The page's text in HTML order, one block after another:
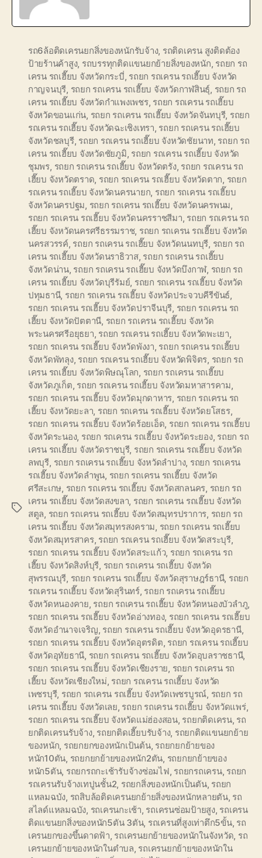
Tags
รถ6ล้อติดเครนยกสิ่งของหนักรับจ้าง, รถติดเครน สูงติดต้อง
ป้ายร้านค้าสูง, รถบรรทุกติดแขนยกย้ายสิ่งของหนัก, รถยก รถ
เครน รถเฮี๊ยบ จังหวัดกระบี่, รถยก รถเครน รถเฮี๊ยบ จังหวัด
กาญจนบุรี, รถยก รถเครน รถเฮี๊ยบ จังหวัดกาฬสินธุ์, รถยก รถ
เครน รถเฮี๊ยบ จังหวัดกำแพงเพชร, รถยก รถเครน รถเฮี๊ยบ
จังหวัดขอนแก่น, รถยก รถเครน รถเฮี๊ยบ จังหวัดจันทบุรี, รถยก
รถเครน รถเฮี๊ยบ จังหวัดฉะเชิงเทรา, รถยก รถเครน รถเฮี๊ยบ
จังหวัดชลบุรี, รถยก รถเครน รถเฮี๊ยบ จังหวัดชัยนาท, รถยก รถ
เครน รถเฮี๊ยบ จังหวัดชัยภูมิ, รถยก รถเครน รถเฮี๊ยบ จังหวัด
ชุมพร, รถยก รถเครน รถเฮี๊ยบ จังหวัดตรัง, รถยก รถเครน รถ
เฮี๊ยบ จังหวัดตราด, รถยก รถเครน รถเฮี๊ยบ จังหวัดตาก, รถยก
รถเครน รถเฮี๊ยบ จังหวัดนครนายก, รถยก รถเครน รถเฮี๊ยบ
จังหวัดนครปฐม, รถยก รถเครน รถเฮี๊ยบ จังหวัดนครพนม,
รถยก รถเครน รถเฮี๊ยบ จังหวัดนครราชสีมา, รถยก รถเครน รถ
เฮี๊ยบ จังหวัดนครศรีธรรมราช, รถยก รถเครน รถเฮี๊ยบ จังหวัด
นครสวรรค์, รถยก รถเครน รถเฮี๊ยบ จังหวัดนนทบุรี, รถยก รถ
เครน รถเฮี๊ยบ จังหวัดนราธิวาส, รถยก รถเครน รถเฮี๊ยบ
จังหวัดน่าน, รถยก รถเครน รถเฮี๊ยบ จังหวัดบึงกาฬ, รถยก รถ
เครน รถเฮี๊ยบ จังหวัดบุรีรัมย์, รถยก รถเครน รถเฮี๊ยบ จังหวัด
ปทุมธานี, รถยก รถเครน รถเฮี๊ยบ จังหวัดประจวบคีรีขันธ์,
รถยก รถเครน รถเฮี๊ยบ จังหวัดปราจีนบุรี, รถยก รถเครน รถ
เฮี๊ยบ จังหวัดปัตตานี, รถยก รถเครน รถเฮี๊ยบ จังหวัด
พระนครศรีอยุธยา, รถยก รถเครน รถเฮี๊ยบ จังหวัดพะเยา,
รถยก รถเครน รถเฮี๊ยบ จังหวัดพังงา, รถยก รถเครน รถเฮี๊ยบ
จังหวัดพัทลุง, รถยก รถเครน รถเฮี๊ยบ จังหวัดพิจิตร, รถยก รถ
เครน รถเฮี๊ยบ จังหวัดพิษณุโลก, รถยก รถเครน รถเฮี๊ยบ
จังหวัดภูเก็ต, รถยก รถเครน รถเฮี๊ยบ จังหวัดมหาสารคาม,
รถยก รถเครน รถเฮี๊ยบ จังหวัดมุกดาหาร, รถยก รถเครน รถ
เฮี๊ยบ จังหวัดยะลา, รถยก รถเครน รถเฮี๊ยบ จังหวัดยโสธร,
รถยก รถเครน รถเฮี๊ยบ จังหวัดร้อยเอ็ด, รถยก รถเครน รถเฮี๊ยบ
จังหวัดระนอง, รถยก รถเครน รถเฮี๊ยบ จังหวัดระยอง, รถยก รถ
เครน รถเฮี๊ยบ จังหวัดราชบุรี, รถยก รถเครน รถเฮี๊ยบ จังหวัด
ลพบุรี, รถยก รถเครน รถเฮี๊ยบ จังหวัดลำปาง, รถยก รถเครน
รถเฮี๊ยบ จังหวัดลำพูน, รถยก รถเครน รถเฮี๊ยบ จังหวัด
ศรีสะเกษ, รถยก รถเครน รถเฮี๊ยบ จังหวัดสกลนคร, รถยก รถ
เครน รถเฮี๊ยบ จังหวัดสงขลา, รถยก รถเครน รถเฮี๊ยบ จังหวัด
สตูล, รถยก รถเครน รถเฮี๊ยบ จังหวัดสมุทรปราการ, รถยก รถ
เครน รถเฮี๊ยบ จังหวัดสมุทรสงคราม, รถยก รถเครน รถเฮี๊ยบ
จังหวัดสมุทรสาคร, รถยก รถเครน รถเฮี๊ยบ จังหวัดสระบุรี,
รถยก รถเครน รถเฮี๊ยบ จังหวัดสระแก้ว, รถยก รถเครน รถ
เฮี๊ยบ จังหวัดสิงห์บุรี, รถยก รถเครน รถเฮี๊ยบ จังหวัด
สุพรรณบุรี, รถยก รถเครน รถเฮี๊ยบ จังหวัดสุราษฎร์ธานี, รถยก
รถเครน รถเฮี๊ยบ จังหวัดสุรินทร์, รถยก รถเครน รถเฮี๊ยบ
จังหวัดหนองคาย, รถยก รถเครน รถเฮี๊ยบ จังหวัดหนองบัวลำภู,
รถยก รถเครน รถเฮี๊ยบ จังหวัดอ่างทอง, รถยก รถเครน รถเฮี๊ยบ
จังหวัดอำนาจเจริญ, รถยก รถเครน รถเฮี๊ยบ จังหวัดอุดรธานี,
รถยก รถเครน รถเฮี๊ยบ จังหวัดอุตรดิต, รถยก รถเครน รถเฮี๊ยบ
จังหวัดอุทัยธานี, รถยก รถเครน รถเฮี๊ยบ จังหวัดอุบลราชธานี,
รถยก รถเครน รถเฮี๊ยบ จังหวัดเชียงราย, รถยก รถเครน รถ
เฮี๊ยบ จังหวัดเชียงใหม่, รถยก รถเครน รถเฮี๊ยบ จังหวัด
เพชรบุรี, รถยก รถเครน รถเฮี๊ยบ จังหวัดเพชรบูรณ์, รถยก รถ
เครน รถเฮี๊ยบ จังหวัดเลย, รถยก รถเครน รถเฮี๊ยบ จังหวัดแพร่,
รถยก รถเครน รถเฮี๊ยบ จังหวัดแม่ฮ่องสอน, รถยกติดเครน, รถ
ยกติดเครนรับจ้าง, รถยกติดเฮี๊ยบรับจ้าง, รถยกติดแขนยกย้าย
ของหนัก, รถยกยกของหนักเป้นต้น, รถยกยกย้ายของ
หนัก10ตัน, รถยกยกย้ายของหนัก2ตัน, รถยกยกย้ายของ
หนัก5ตัน, รถยกรถกะเช้ารับจ้างซ่อมไฟ, รถยกรถเครน, รถยก
รถเครนรับจ้างเทปูนชั้น2, รถยกสิ่งของหนักเป็นตัน, รถยก
แหลมฉบัง, รถสิบล้อติดเครนยกย้ายสิ่งของหนักหลายตัน, รถ
สไลด์แหลมฉบัง, รถเครนกะเช้า, รถเครนซ่อมป้ายสูง, รถเครน
ติดแขนยกสิ่งของหนัก5ตัน 3ตัน, รถเครนที่สูงเท่าตึก5ขั้น, รถ
เครนยกของขึ้นดาดฟ้า, รถเครนยกย้ายของหนักในจังหวัด, รถ
เครนยกย้ายของหนักในตำบล, รถเครนยกย้ายของหนักใน